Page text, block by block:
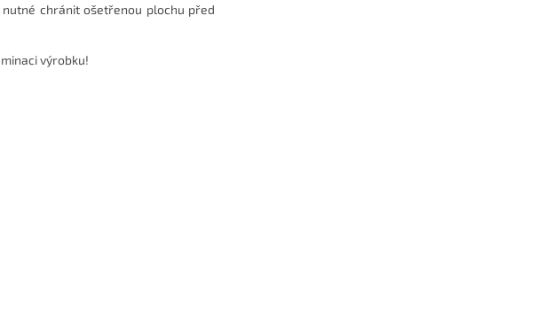
chránit ošetřenou plochu před
výrobku!